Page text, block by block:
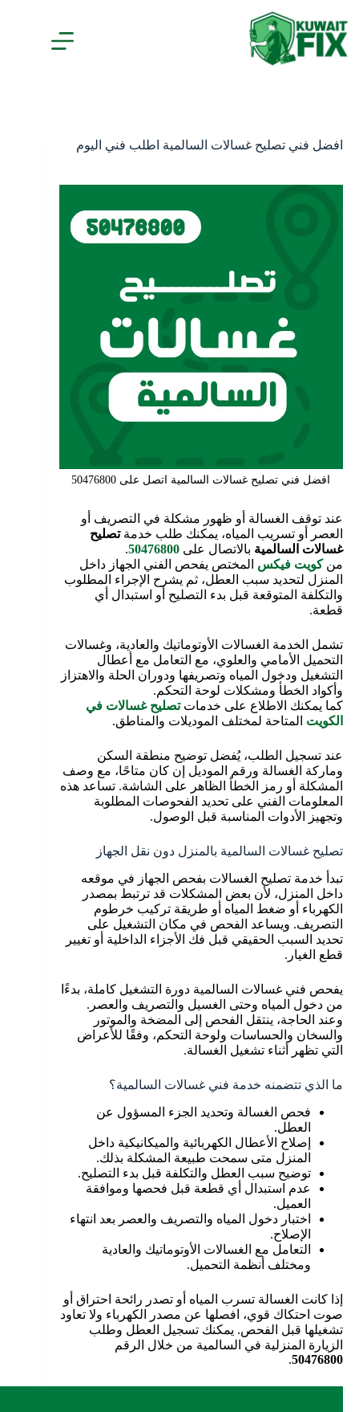
افضل فني تصليح غسالات السالمية اطلب فني اليوم
افضل فني تصليح غسالات السالمية اتصل على 50476800
عند توقف الغسالة أو ظهور مشكلة في التصريف أو
العصر أو تسريب المياه، يمكنك طلب خدمةتصليح
غسالات السالمية بالاتصال على 50476800
.
منكويت فيكس المختص يفحص الفني الجهاز داخل
المنزل لتحديد سبب العطل، ثم يشرح الإجراء المطلوب
والتكلفة المتوقعة قبل بدء التصليح أو استبدال أي
قطعة.
تشمل الخدمة الغسالات الأوتوماتيك والعادية، وغسالات
التحميل الأمامي والعلوي، مع التعامل مع أعطال
التشغيل ودخول المياه وتصريفها ودوران الحلة والاهتزاز
وأكواد الخطأ ومشكلات لوحة التحكم.
كما يمكنك الاطلاع على خدماتتصليح غسالات في
الكويت المتاحة لمختلف الموديلات والمناطق.
عند تسجيل الطلب، يُفضل توضيح منطقة السكن
وماركة الغسالة ورقم الموديل إن كان متاحًا، مع وصف
المشكلة أو رمز الخطأ الظاهر على الشاشة. تساعد هذه
المعلومات الفني على تحديد الفحوصات المطلوبة
وتجهيز الأدوات المناسبة قبل الوصول.
تصليح غسالات السالمية بالمنزل دون نقل الجهاز
تبدأ خدمة تصليح الغسالات بفحص الجهاز في موقعه
داخل المنزل، لأن بعض المشكلات قد ترتبط بمصدر
الكهرباء أو ضغط المياه أو طريقة تركيب خرطوم
التصريف. ويساعد الفحص في مكان التشغيل على
تحديد السبب الحقيقي قبل فك الأجزاء الداخلية أو تغيير
قطع الغيار.
يفحص فني غسالات السالمية دورة التشغيل كاملة، بدءًا
من دخول المياه وحتى الغسيل والتصريف والعصر.
وعند الحاجة، ينتقل الفحص إلى المضخة والموتور
والسخان والحساسات ولوحة التحكم، وفقًا للأعراض
التي تظهر أثناء تشغيل الغسالة.
ما الذي تتضمنه خدمة فني غسالات السالمية؟
فحص الغسالة وتحديد الجزء المسؤول عن
العطل.
إصلاح الأعطال الكهربائية والميكانيكية داخل
المنزل متى سمحت طبيعة المشكلة بذلك.
توضيح سبب العطل والتكلفة قبل بدء التصليح.
عدم استبدال أي قطعة قبل فحصها وموافقة
العميل.
اختبار دخول المياه والتصريف والعصر بعد انتهاء
الإصلاح.
التعامل مع الغسالات الأوتوماتيك والعادية
ومختلف أنظمة التحميل.
إذا كانت الغسالة تسرب المياه أو تصدر رائحة احتراق أو
صوت احتكاك قوي، افصلها عن مصدر الكهرباء ولا تعاود
تشغيلها قبل الفحص. يمكنك تسجيل العطل وطلب
الزيارة المنزلية في السالمية من خلال الرقم
50476800
.